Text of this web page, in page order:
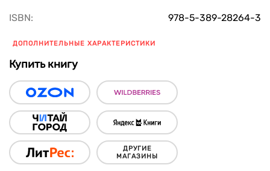
ISBN: 978-5-389-28264-3
ДОПОЛНИТЕЛЬНЫЕ ХАРАКТЕРИСТИКИ
Купить книгу
ДРУГИЕ
МАГАЗИНЫ